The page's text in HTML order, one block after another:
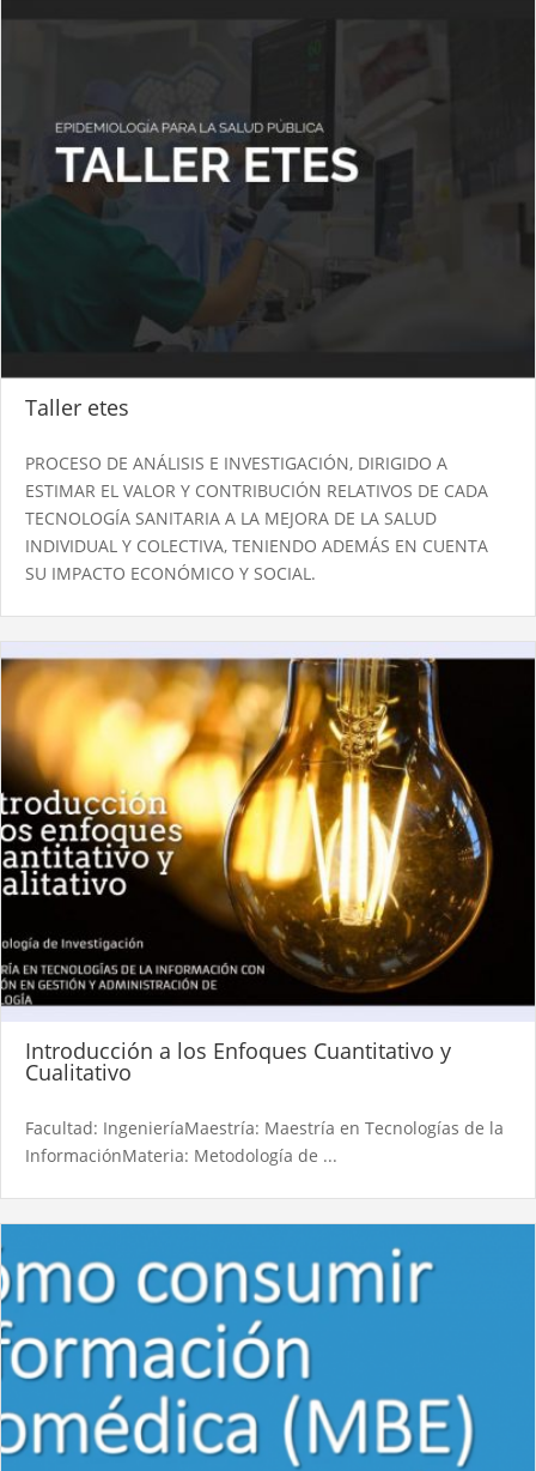
Taller etes
PROCESO DE ANÁLISIS E INVESTIGACIÓN, DIRIGIDO A
ESTIMAR EL VALOR Y CONTRIBUCIÓN RELATIVOS DE CADA
TECNOLOGÍA SANITARIA A LA MEJORA DE LA SALUD
INDIVIDUAL Y COLECTIVA, TENIENDO ADEMÁS EN CUENTA
SU IMPACTO ECONÓMICO Y SOCIAL.
Introducción a los Enfoques Cuantitativo y
Cualitativo
Facultad: IngenieríaMaestría: Maestría en Tecnologías de la
InformaciónMateria: Metodología de ...